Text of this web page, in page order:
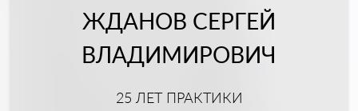
ЖДАНОВ СЕРГЕЙ
ВЛАДИМИРОВИЧ
25 ЛЕТ ПРАКТИКИ